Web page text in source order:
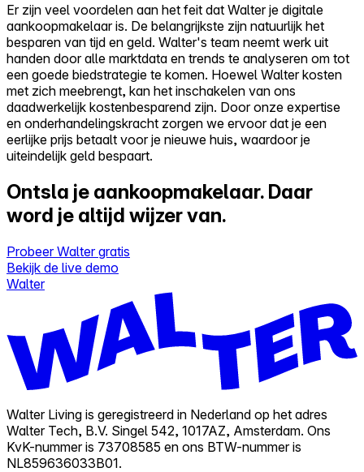
Er zijn veel voordelen aan het feit dat Walter je digitale
aankoopmakelaar is. De belangrijkste zijn natuurlijk het
besparen van tijd en geld. Walter's team neemt werk uit
handen door alle marktdata en trends te analyseren om tot
een goede biedstrategie te komen. Hoewel Walter kosten
met zich meebrengt, kan het inschakelen van ons
daadwerkelijk kostenbesparend zijn. Door onze expertise
en onderhandelingskracht zorgen we ervoor dat je een
eerlijke prijs betaalt voor je nieuwe huis, waardoor je
uiteindelijk geld bespaart.
Ontsla je aankoopmakelaar. Daar
word je altijd wijzer van.
Probeer Walter gratis
Bekijk de live demo
Walter
Walter Living is geregistreerd in Nederland op het adres
Walter Tech, B.V. Singel 542, 1017AZ, Amsterdam. Ons
KvK-nummer is 73708585 en ons BTW-nummer is
NL859636033B01.